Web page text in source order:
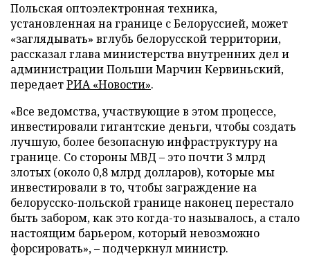
Польская оптоэлектронная техника,
установленная на границе с Белоруссией, может
«заглядывать» вглубь белорусской территории,
рассказал глава министерства внутренних дел и
администрации Польши Марчин Кервиньский,
передаетРИА «Новости».
«Все ведомства, участвующие в этом процессе,
инвестировали гигантские деньги, чтобы создать
лучшую, более безопасную инфраструктуру на
границе. Со стороны МВД – это почти 3 млрд
злотых (около 0,8 млрд долларов), которые мы
инвестировали в то, чтобы заграждение на
белорусско-польской границе наконец перестало
быть забором, как это когда-то называлось, а стало
настоящим барьером, который невозможно
форсировать», – подчеркнул министр.